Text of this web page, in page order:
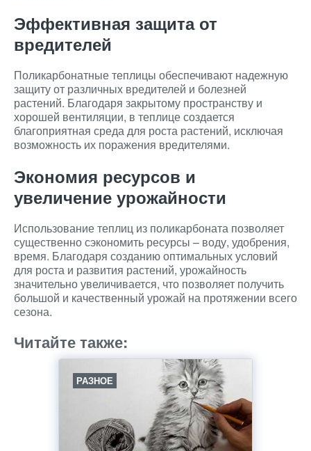
Эффективная защита от
вредителей
Поликарбонатные теплицы обеспечивают надежную
защиту от различных вредителей и болезней
растений. Благодаря закрытому пространству и
хорошей вентиляции, в теплице создается
благоприятная среда для роста растений, исключая
возможность их поражения вредителями.
Экономия ресурсов и
увеличение урожайности
Использование теплиц из поликарбоната позволяет
существенно сэкономить ресурсы – воду, удобрения,
время. Благодаря созданию оптимальных условий
для роста и развития растений, урожайность
значительно увеличивается, что позволяет получить
большой и качественный урожай на протяжении всего
сезона.
Читайте также:
РАЗНОЕ